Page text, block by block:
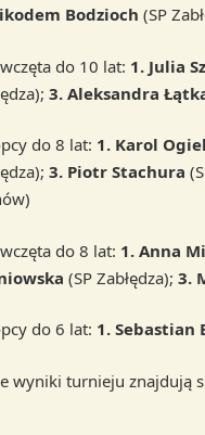
Bodzioch (SP
do 10 lat: 1. Julia
3. Aleksandra
do 8 lat: 1. Karol
3. Piotr Stachura
do 8 lat: 1. Anna
(SP Zabłędza); 3.
do 6 lat: 1. Sebastian
wyniki turnieju znajdują